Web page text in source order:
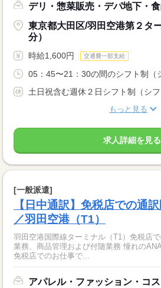
デリ・惣菜販売・デパ地下・
東京都大田区/羽田空港第２タ
分）
時給1,600円 交通費一部支給
05：45〜21：30の間のシフト制（
土日祝含む週休２日シフト制（シフ
もっと見る
求人詳細を見る
[一般派遣]
【日中通訳】免税店での通
／羽田空港（T1）
羽田空港国際線ターミナル（T1）免税店
業務、商品管理および付随業務 憧れのANA全日空系列企業での有名
免税店でのお仕事で...
アパレル・ファッション・コ